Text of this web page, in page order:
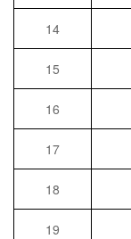
14
15
16
17
18
19